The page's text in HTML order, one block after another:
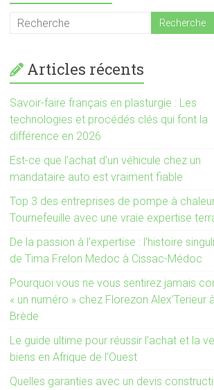
Articles récents
Savoir-faire français en plasturgie : Les
technologies et procédés clés qui font la
différence en 2026
Est-ce que l’achat d’un véhicule chez un
mandataire auto est vraiment fiable
Top 3 des entreprises de pompe à
Tournefeuille avec une vraie expertise
De la passion à l’expertise : l’histoire
de Tima Frelon Medoc à Cissac-Médoc
Pourquoi vous ne vous sentirez jamais
« un numéro » chez Florezon Alex’Terieur
Brède
Le guide ultime pour réussir l’achat et la
biens en Afrique de l’Ouest
Quelles garanties avec un devis